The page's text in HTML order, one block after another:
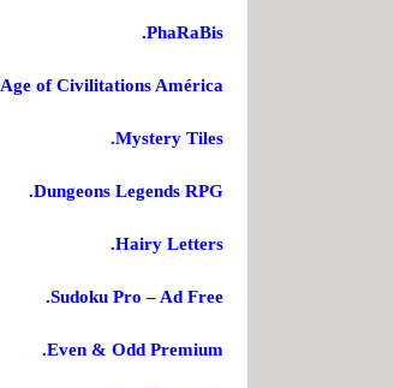
PhaRaBis.
Age of Civilitations América.
Mystery Tiles.
Dungeons Legends RPG.
Hairy Letters.
Sudoku Pro – Ad Free.
Even & Odd Premium.